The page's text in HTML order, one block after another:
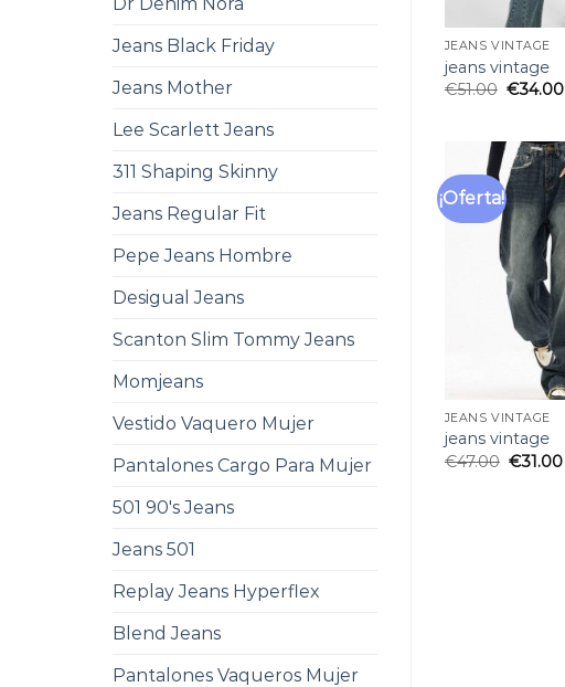
Jeans Black Friday
Jeans Mother
Lee Scarlett Jeans
311 Shaping Skinny
Jeans Regular Fit
Pepe Jeans Hombre
Desigual Jeans
Scanton Slim Tommy Jeans
Momjeans
Vestido Vaquero Mujer
Pantalones Cargo Para Mujer
501 90's Jeans
Jeans 501
Replay Jeans Hyperflex
Blend Jeans
Pantalones Vaqueros Mujer
JEANS VINTAGE
jeans vintage
€51.00 €34.00
¡Oferta!
JEANS VINTAGE
jeans vintage
€47.00 €31.00